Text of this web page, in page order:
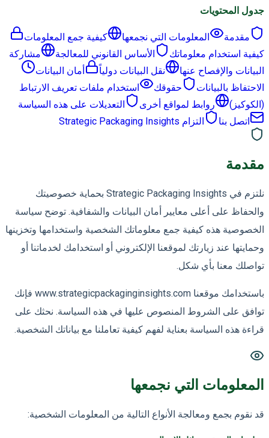
جدول المحتويات
مقدمة المعلومات التي نجمعها
كيفية جمع المعلومات
كيفية استخدام معلوماتك
الأساس القانوني للمعالجة
مشاركة
البيانات والإفصاح عنها
نقل البيانات دولياً
أمان البيانات
الاحتفاظ بالبيانات
حقوقك
استخدام ملفات تعريف الارتباط
(الكوكيز)
روابط لمواقع أخرى
التعديلات على هذه السياسة
اتصل بنا
التزام Strategic Packaging Insights
مقدمة
نلتزم في Strategic Packaging Insights بحماية خصوصيتك
والحفاظ على أعلى معايير أمان البيانات والشفافية. توضح سياسة
الخصوصية هذه كيفية جمع معلوماتك الشخصية واستخدامها وتخزينها
وحمايتها عند زيارتك لموقعنا الإلكتروني أو استخدامك لخدماتنا أو
تواصلك معنا بأي شكل.
باستخدامك موقعنا www.strategicpackaginginsights.com فإنك
توافق على الشروط المنصوص عليها في هذه السياسة. نحثك على
قراءة هذه السياسة بعناية لفهم كيفية تعاملنا مع بياناتك الشخصية.
المعلومات التي نجمعها
قد نقوم بجمع ومعالجة الأنواع التالية من المعلومات الشخصية: